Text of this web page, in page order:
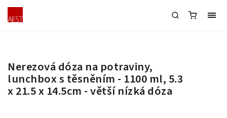
Nerezová dóza na potraviny,
lunchbox s těsněním - 1100 ml, 5.3
x 21.5 x 14.5cm - větší nízká dóza